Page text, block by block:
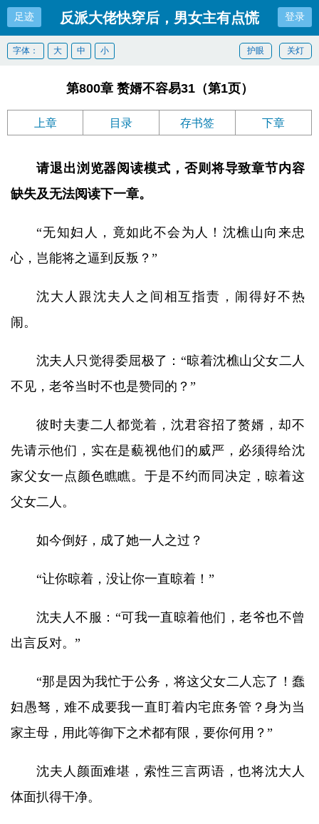
足迹 反派大佬快穿后，男女主有点慌 登录
关灯
护眼
字体： 大 中 小
第800章 赘婿不容易31（第1页）
上章 目录 存书签 下章
请退出浏览器阅读模式，否则将导致章节内容
缺失及无法阅读下一章。
“无知妇人，竟如此不会为人！沈樵山向来忠
心，岂能将之逼到反叛？”
沈大人跟沈夫人之间相互指责，闹得好不热
闹。
沈夫人只觉得委屈极了：“晾着沈樵山父女二人
不见，老爷当时不也是赞同的？”
彼时夫妻二人都觉着，沈君容招了赘婿，却不
先请示他们，实在是藐视他们的威严，必须得给沈
家父女一点颜色瞧瞧。于是不约而同决定，晾着这
父女二人。
如今倒好，成了她一人之过？
“让你晾着，没让你一直晾着！”
沈夫人不服：“可我一直晾着他们，老爷也不曾
出言反对。”
“那是因为我忙于公务，将这父女二人忘了！蠢
妇愚驽，难不成要我一直盯着内宅庶务管？身为当
家主母，用此等御下之术都有限，要你何用？”
沈夫人颜面难堪，索性三言两语，也将沈大人
体面扒得干净。